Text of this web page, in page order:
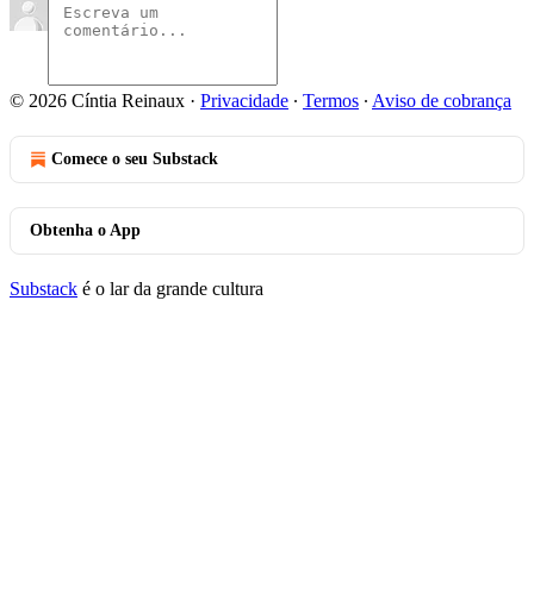
© 2026 Cíntia Reinaux · Privacidade ∙ Termos ∙ Aviso de cobrança
Comece o seu Substack
Obtenha o App
Substack é o lar da grande cultura